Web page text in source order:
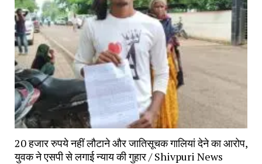
20 हजार रुपये नहीं लौटाने और जातिसूचक गालियां देने का आरोप,
युवक ने एसपी से लगाई न्याय की गुहार / Shivpuri News